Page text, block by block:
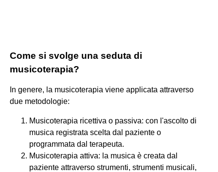
Come si svolge una seduta di
musicoterapia?
In genere, la musicoterapia viene applicata attraverso
due metodologie:
Musicoterapia ricettiva o passiva: con l'ascolto di
musica registrata scelta dal paziente o
programmata dal terapeuta.
Musicoterapia attiva: la musica è creata dal
paziente attraverso strumenti, strumenti musicali,